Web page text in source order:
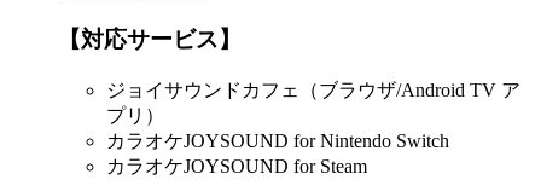
【対応サービス】
ジョイサウンドカフェ（ブラウザ/Android TV ア
プリ）
カラオケJOYSOUND for Nintendo Switch
カラオケJOYSOUND for Steam